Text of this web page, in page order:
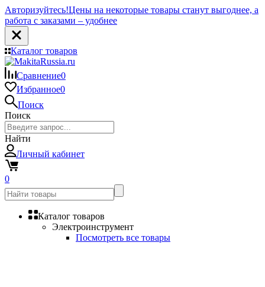
Авторизуйтесь!Цены на некоторые товары станут выгоднее, а
работа с заказами – удобнее
Каталог товаров
Сравнение0
Избранное0
Поиск
Поиск
Найти
Личный кабинет
0
Каталог товаров
Электроинструмент
Посмотреть все товары